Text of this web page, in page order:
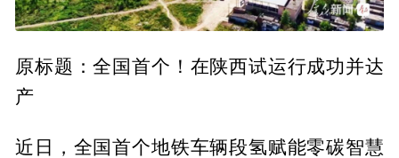
原标题：全国首个！在陕西试运行成功并达
产
近日，全国首个地铁车辆段氢赋能零碳智慧